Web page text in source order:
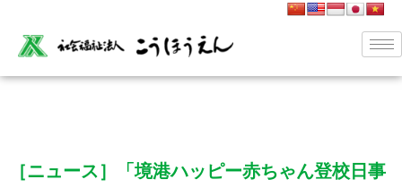
［ニュース］「境港ハッピー赤ちゃん登校日事